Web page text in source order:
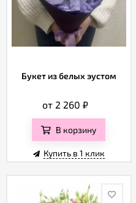
Букет из белых эустом
от 2 260 ₽
В корзину
Купить в 1 клик